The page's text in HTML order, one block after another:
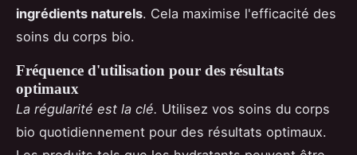
ingrédients naturels. Cela maximise l'efficacité des
soins du corps bio.
Fréquence d'utilisation pour des résultats
optimaux
La régularité est la clé. Utilisez vos soins du corps
bio quotidiennement pour des résultats optimaux.